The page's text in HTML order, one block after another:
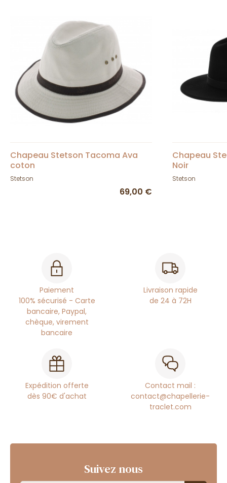
Chapeau Stetson Tacoma Ava
coton
Stetson
69,00 €
Chapeau
Noir
Stetson
Paiement
100% sécurisé - Carte
bancaire, Paypal,
chèque, virement
bancaire
Livraison rapide
de 24 à 72H
Expédition offerte
dès 90€ d'achat
Contact mail :
contact@chapellerie-
traclet.com
Suivez nous